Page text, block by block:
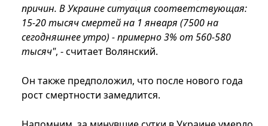
причин. В Украине ситуация соответствующая:
15-20 тысяч смертей на 1 января (7500 на
сегодняшнее утро) - примерно 3% от 560-580
тысяч", - считает Волянский.
Он также предположил, что после нового года
рост смертности замедлится.